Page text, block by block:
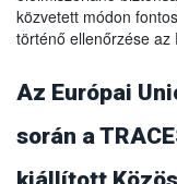
közvetett módon
történő ellenőrzése az
Az Európai
során a